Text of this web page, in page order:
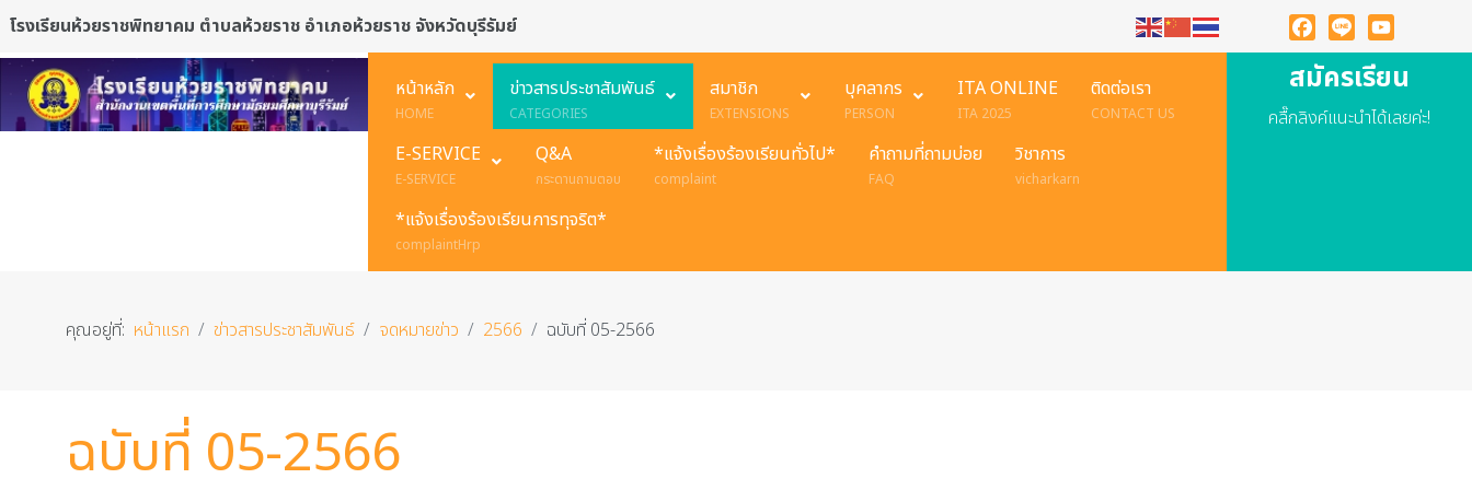
โรงเรียนห้วยราชพิทยาคม ตำบลห้วยราช อำเภอห้วยราช จังหวัดบุรีรัมย์
Facebook
Line YouTube
หน้าหลัก
HOME
ข่าวสารประชาสัมพันธ์
CATEGORIES
สมาชิก
EXTENSIONS
บุคลากร
PERSON
ITA ONLINE
ITA 2025
ติดต่อเรา
CONTACT US
E-SERVICE
E-SERVICE
Q&A
กระดานถามตอบ
*แจ้งเรื่องร้องเรียนทั่วไป*
complaint
คำถามที่ถามบ่อย
FAQ
วิชาการ
vicharkarn
*แจ้งเรื่องร้องเรียนการทุจริต*
complaintHrp
สมัครเรียน
คลื๊กลิงค์แนะนำได้เลยค่ะ!
คุณอยู่ที่: หน้าแรก ข่าวสารประชาสัมพันธ์ จดหมายข่าว 2566 ฉบับที่ 05-2566
ฉบับที่ 05-2566